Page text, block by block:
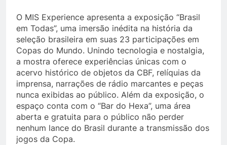
O MIS Experience apresenta a exposição “Brasil
em Todas”, uma imersão inédita na história da
seleção brasileira em suas 23 participações em
Copas do Mundo. Unindo tecnologia e nostalgia,
a mostra oferece experiências únicas com o
acervo histórico de objetos da CBF, relíquias da
imprensa, narrações de rádio marcantes e peças
nunca exibidas ao público. Além da exposição, o
espaço conta com o “Bar do Hexa”, uma área
aberta e gratuita para o público não perder
nenhum lance do Brasil durante a transmissão dos
jogos da Copa.